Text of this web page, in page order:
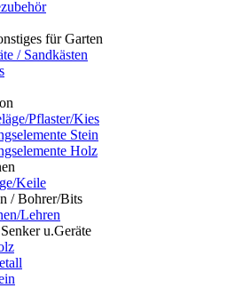
für Garten
/ Sandkästen
Pflaster/Kies
Stein
Holz
Keile
/ Bohrer/Bits
Lehren
u.Geräte